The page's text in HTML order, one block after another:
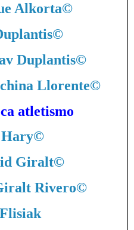
Alkorta©
©
Duplantis©
Llorente©
atletismo
©
Giralt©
Rivero©